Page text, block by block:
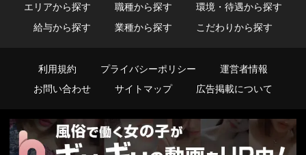
エリアから探す 職種から探す
環境・待遇から探す
給与から探す
業種から探す こだわりから探す
利用規約 プライバシーポリシー
運営者情報
お問い合わせ
サイトマップ 広告掲載について